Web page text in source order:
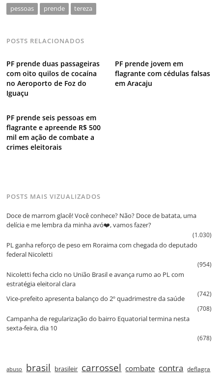
pessoas prende tereza
POSTS RELACIONADOS
PF prende duas passageiras
com oito quilos de cocaína
no Aeroporto de Foz do
Iguaçu
PF prende jovem em
flagrante com cédulas falsas
em Aracaju
PF prende seis pessoas em
flagrante e apreende R$ 500
mil em ação de combate a
crimes eleitorais
POSTS MAIS VIZUALIZADOS
Doce de marrom glacê! Você conhece? Não? Doce de batata, uma
delícia e me lembra da minha avó❤️, vamos fazer?
(1.030)
PL ganha reforço de peso em Roraima com chegada do deputado
federal Nicoletti
(954)
Nicoletti fecha ciclo no União Brasil e avança rumo ao PL com
estratégia eleitoral clara
(742)
Vice‑prefeito apresenta balanço do 2º quadrimestre da saúde
(708)
Campanha de regularização do bairro Equatorial termina nesta
sexta‑feira, dia 10
(678)
abuso brasil brasileir carrossel combate contra deflagra